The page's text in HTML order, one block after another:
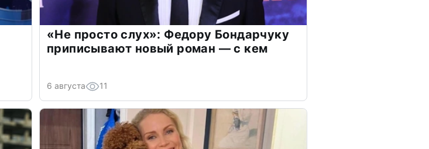
«Не просто слух»: Федору Бондарчуку
приписывают новый роман — с кем
6 августа 11